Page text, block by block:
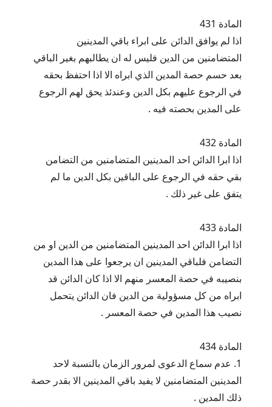
المادة 431
اذا لم يوافق الدائن على ابراء باقي المدينين
المتضامنين من الدين فليس له ان يطالبهم بغير الباقي
بعد حسم حصة المدين الذي ابراه الا اذا احتفظ بحقه
في الرجوع عليهم بكل الدين وعندئذ يحق لهم الرجوع
على المدين بحصته فيه .
المادة 432
اذا ابرا الدائن احد المدينين المتضامنين من التضامن
بقي حقه في الرجوع على الباقين بكل الدين ما لم
يتفق على غير ذلك .
المادة 433
اذا ابرا الدائن احد المدينين المتضامنين من الدين او من
التضامن فلباقي المدينين ان يرجعوا على هذا المدين
بنصيبه في حصة المعسر منهم الا اذا كان الدائن قد
ابراه من كل مسؤولية من الدين فان الدائن يتحمل
نصيب هذا المدين في حصة المعسر .
المادة 434
1. عدم سماع الدعوى لمرور الزمان بالنسبة لاحد
المدينين المتضامنين لا يفيد باقي المدينين الا بقدر حصة
ذلك المدين .